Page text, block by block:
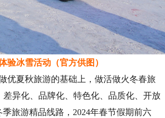
冰雪活动（官方供图）
夏秋旅游的基础上，做活做火冬春旅
异化、品牌化、特色化、品质化、开放
旅游精品线路，2024年春节假期前六